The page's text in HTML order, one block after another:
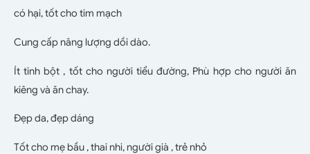
có hại, tốt cho tim mạch
Cung cấp năng lượng dồi dào.
Ít tinh bột , tốt cho người tiểu đường, Phù hợp cho người ăn
kiêng và ăn chay.
Đẹp da, đẹp dáng
Tốt cho mẹ bầu , thai nhi, người già , trẻ nhỏ